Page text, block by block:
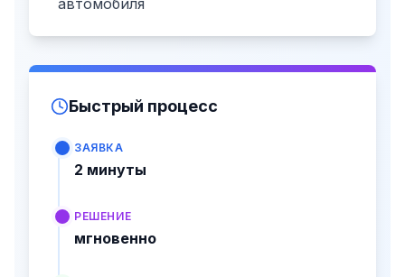
автомобиля
Быстрый процесс
ЗАЯВКА
2 минуты
РЕШЕНИЕ
мгновенно